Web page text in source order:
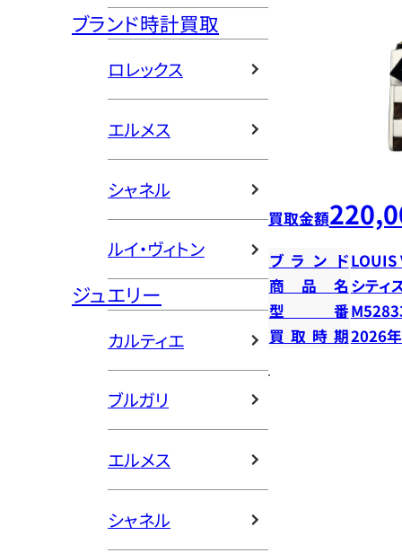
ブランド時計買取
ロレックス
エルメス
シャネル
ルイ・ヴィトン
ジュエリー
カルティエ
ブルガリ
エルメス
シャネル
買取金額
ブランドLOUIS
商品名 シティ
型番
買取時期2026